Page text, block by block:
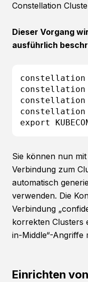
Constellation
Dieser Vorgang
ausführlich
constellation
constellation
export
Sie können nun
Verbindung zum
automatisch
verwenden. Die
Verbindung
korrekten Clusters
in-Middle“-Angriffe
Einrichten